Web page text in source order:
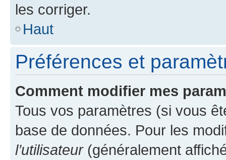
les corriger.
Haut
Préférences et
Comment modifier mes
Tous vos paramètres (si vous
base de données. Pour les
l’utilisateur(généralement